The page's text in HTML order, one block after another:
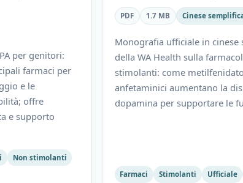
per genitori:
farmaci per
e le
offre
e supporto
Non stimolanti
PDF 1.7 MB Cinese
Monografia ufficiale in cinese
della WA Health sulla
stimolanti: come
anfetaminici aumentano la
dopamina per supportare le
Farmaci Stimolanti Ufficiale